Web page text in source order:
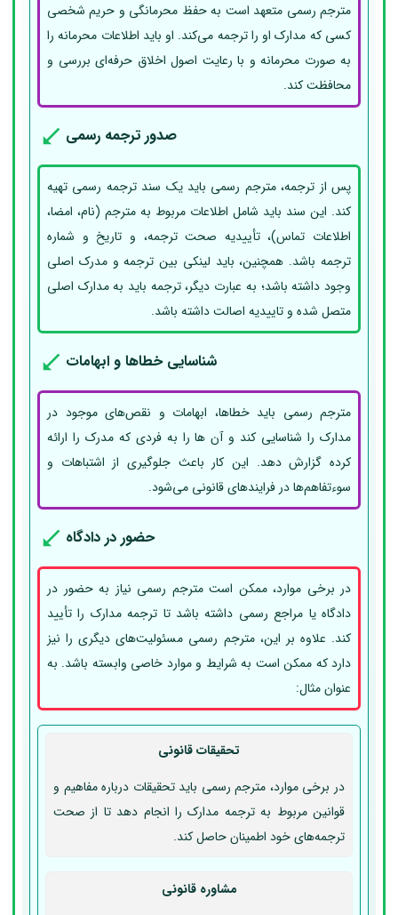
مترجم رسمی متعهد است به حفظ محرمانگی و حریم شخصی
کسی که مدارک او را ترجمه می‌کند. او باید اطلاعات محرمانه را
به صورت محرمانه و با رعایت اصول اخلاق حرفه‌ای بررسی و
محافظت کند.
صدور ترجمه رسمی
پس از ترجمه، مترجم رسمی باید یک سند ترجمه رسمی تهیه
کند. این سند باید شامل اطلاعات مربوط به مترجم (نام، امضا،
اطلاعات تماس)، تأییدیه صحت ترجمه، و تاریخ و شماره
ترجمه باشد. همچنین، باید لینکی بین ترجمه و مدرک اصلی
وجود داشته باشد؛ به عبارت دیگر، ترجمه باید به مدارک اصلی
متصل شده و تاییدیه اصالت داشته باشد.
شناسایی خطاها و ابهامات
مترجم رسمی باید خطاها، ابهامات و نقص‌های موجود در
مدارک را شناسایی کند و آن ها را به فردی که مدرک را ارائه
کرده گزارش دهد. این کار باعث جلوگیری از اشتباهات و
سوءتفاهم‌ها در فرایندهای قانونی می‌شود.
حضور در دادگاه
در برخی موارد، ممکن است مترجم رسمی نیاز به حضور در
دادگاه یا مراجع رسمی داشته باشد تا ترجمه مدارک را تأیید
کند. علاوه بر این، مترجم رسمی مسئولیت‌های دیگری را نیز
دارد که ممکن است به شرایط و موارد خاصی وابسته باشد. به
عنوان مثال:
تحقیقات قانونی
در برخی موارد، مترجم رسمی باید تحقیقات درباره مفاهیم و
قوانین مربوط به ترجمه مدارک را انجام دهد تا از صحت
ترجمه‌های خود اطمینان حاصل کند.
مشاوره قانونی